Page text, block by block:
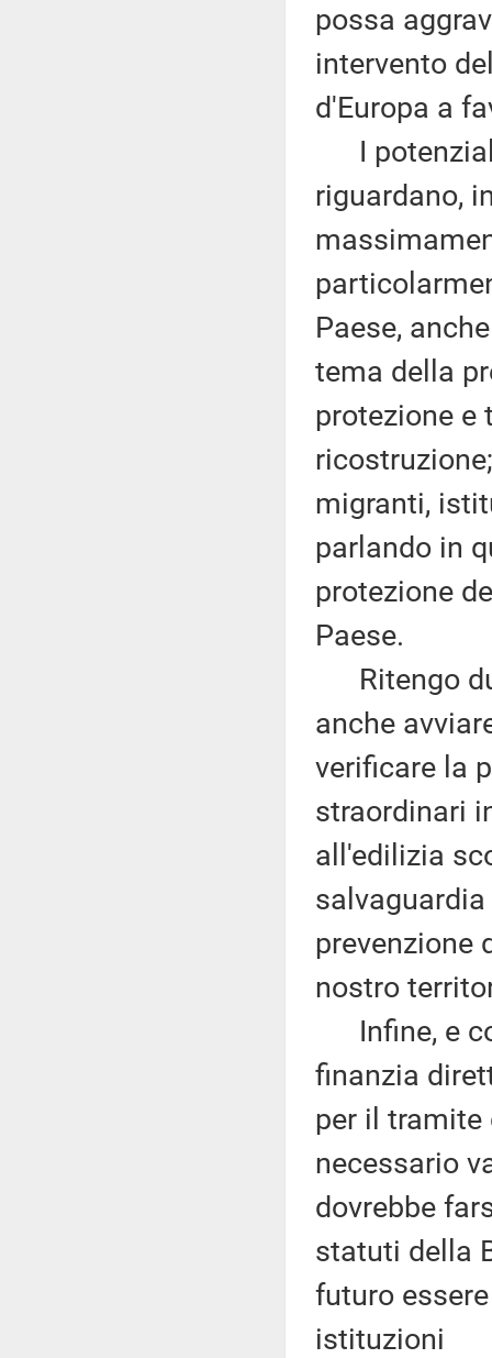
possa
intervento
d'Europa a
I
riguardano,
Paese,
tema della
protezione e
migranti,
parlando in
protezione
Paese.
Ritengo
anche
verificare la
straordinari
all'edilizia
prevenzione
nostro
Infine, e
finanzia
per il tramite
necessario
dovrebbe
statuti della
futuro
istituzioni